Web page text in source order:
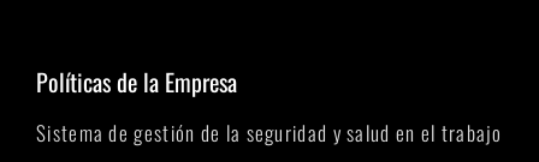
Políticas de la Empresa
Sistema de gestión de la seguridad y salud en el trabajo